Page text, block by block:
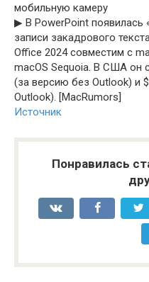
мобильную камеру
▶︎ В PowerPoint появилась
записи закадрового
Office 2024 совместим с
macOS Sequoia. В США он
(за версию без Outlook) и
Outlook). [MacRumors]
Источник
Понравилась